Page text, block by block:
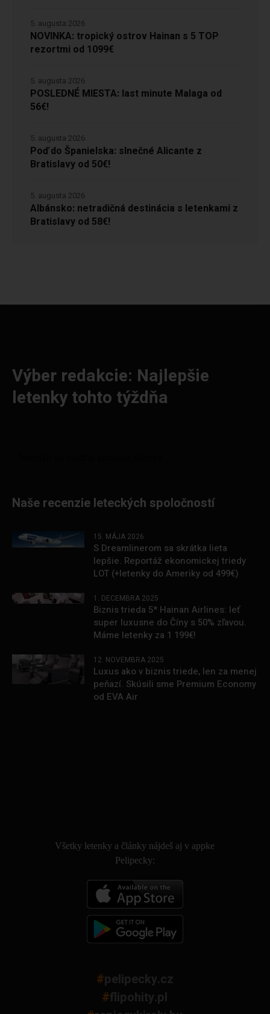
NOVINKA: tropický ostrov Hainan s 5 TOP
rezortmi od 1099€
5. augusta 2026
POSLEDNÉ MIESTA: last minute Malaga od
56€!
5. augusta 2026
Poď do Španielska: slnečné Alicante z
Bratislavy od 50€!
5. augusta 2026
Albánsko: netradičná destinácia s letenkami z
Bratislavy od 58€!
5. augusta 2026
Výber redakcie: Najlepšie
letenky tohto týždňa
Naše recenzie leteckých spoločností
15. MÁJA 2026
S Dreamlinerom sa skrátka lieta
lepšie. Reportáž ekonomickej triedy
LOT (+letenky do Ameriky od 499€)
1. DECEMBRA 2025
Biznis trieda 5* Hainan Airlines: leť
super luxusne do Číny s 50% zľavou.
Máme letenky za 1 199€!
12. NOVEMBRA 2025
Luxus ako v biznis triede, len za menej
peňazí. Skúsili sme Premium Economy
od EVA Air
Všetky letenky a články nájdeš aj v appke
Pelipecky:
#pelipecky.cz
#flipohity.pl